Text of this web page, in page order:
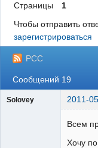
Страницы
1
Чтобы отправить
зарегистрироваться
РСС
Сообщений 19
Solovey 2011-
Всем
Хочу